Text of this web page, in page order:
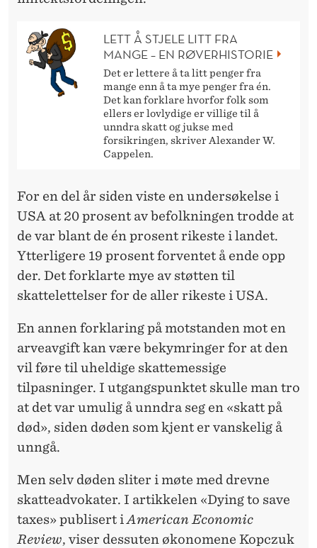
LETT Å STJELE LITT FRA
MANGE – EN RØVERHISTORIE
Det er lettere å ta litt penger fra
mange enn å ta mye penger fra én.
Det kan forklare hvorfor folk som
ellers er lovlydige er villige til å
unndra skatt og jukse med
forsikringen, skriver Alexander W.
Cappelen.
For en del år siden viste en undersøkelse i
USA at 20 prosent av befolkningen trodde at
de var blant de én prosent rikeste i landet.
Ytterligere 19 prosent forventet å ende opp
der. Det forklarte mye av støtten til
skattelettelser for de aller rikeste i USA.
En annen forklaring på motstanden mot en
arveavgift kan være bekymringer for at den
vil føre til uheldige skattemessige
tilpasninger. I utgangspunktet skulle man tro
at det var umulig å unndra seg en «skatt på
død», siden døden som kjent er vanskelig å
unngå.
Men selv døden sliter i møte med drevne
skatteadvokater. I artikkelen «Dying to save
taxes» publisert iAmerican Economic
Review, viser dessuten økonomene Kopczuk